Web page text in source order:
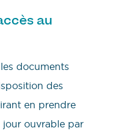
au
documents
des
en prendre
jour ouvrable par